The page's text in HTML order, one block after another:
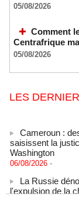
05/08/2026
Comment
Centrafrique
05/08/2026
LES
saisissent la
Washington
06/08/2026 -
l'expulsion de la
06/08/2026 -